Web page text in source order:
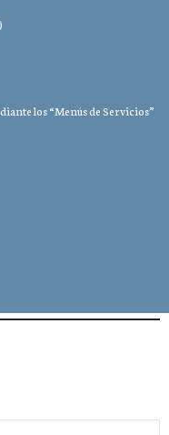
los “Menús de Servicios”